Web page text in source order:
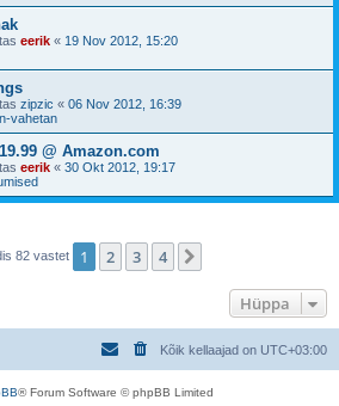
eerik « 19 Nov 2012, 15:20
zipzic « 06 Nov 2012, 16:39
vahetan
@ Amazon.com
eerik « 30 Okt 2012, 19:17
82 vastet 1 2 3 4
Hüppa
Kõik kellaajad on UTC+03:00
® Forum Software © phpBB Limited